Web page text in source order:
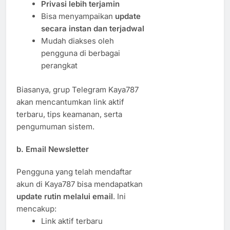
Privasi lebih terjamin
Bisa menyampaikan update
secara instan dan terjadwal
Mudah diakses oleh
pengguna di berbagai
perangkat
Biasanya, grup Telegram Kaya787
akan mencantumkan link aktif
terbaru, tips keamanan, serta
pengumuman sistem.
b. Email Newsletter
Pengguna yang telah mendaftar
akun di Kaya787 bisa mendapatkan
update rutin melalui email. Ini
mencakup:
Link aktif terbaru